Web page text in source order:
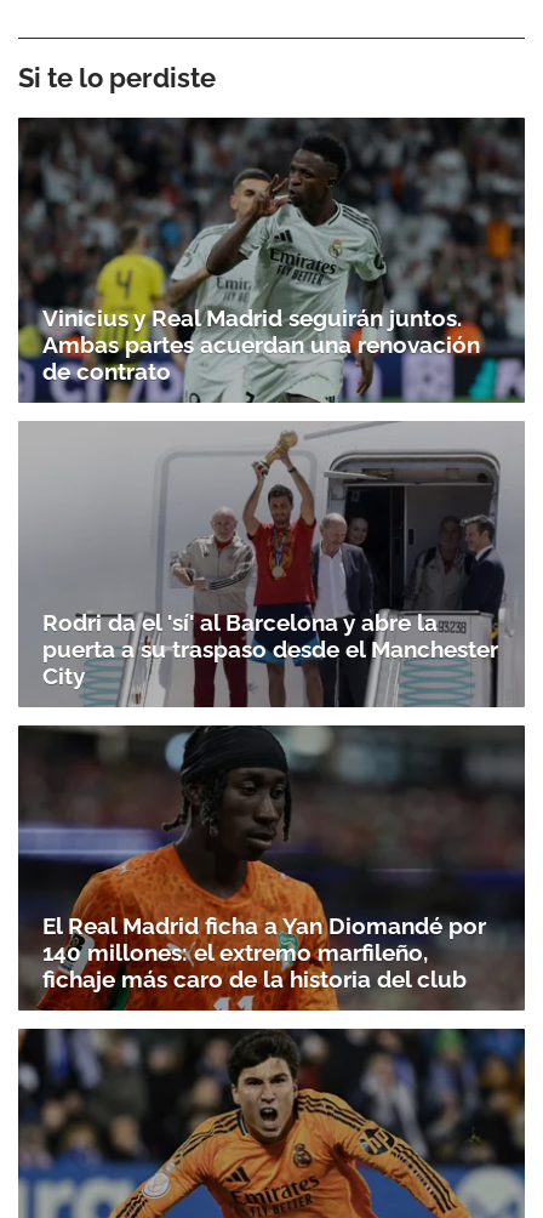
Si te lo perdiste
Vinicius y Real Madrid seguirán juntos.
Ambas partes acuerdan una renovación
de contrato
Rodri da el 'sí' al Barcelona y abre la
puerta a su traspaso desde el Manchester
City
El Real Madrid ficha a Yan Diomandé por
140 millones: el extremo marfileño,
fichaje más caro de la historia del club